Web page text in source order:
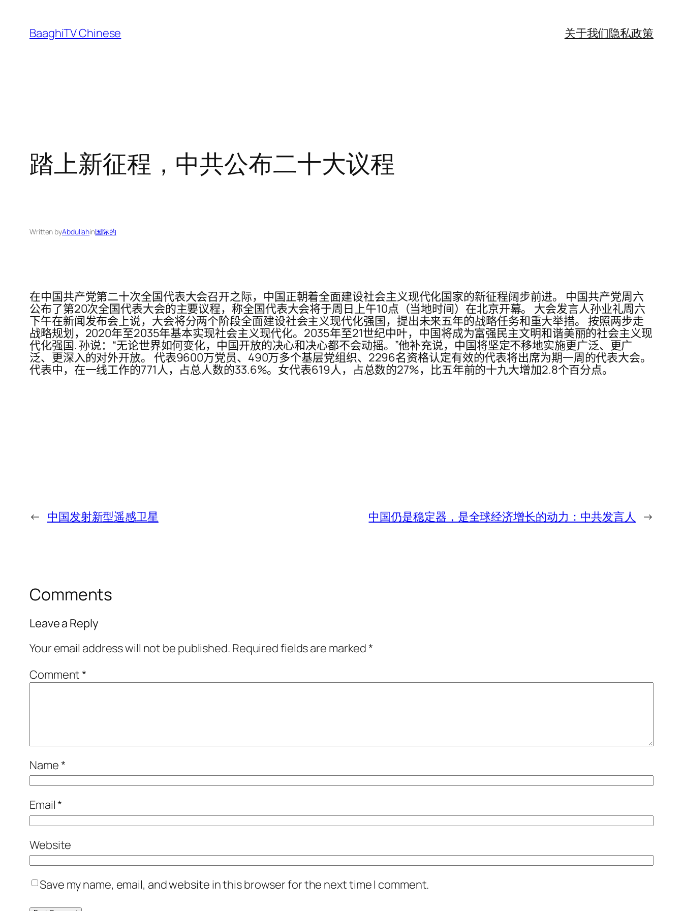
content
BaaghiTV Chinese 关于我们隐私政策
踏上新征程，中共公布二十大议程
Written byAbdullahin国际的
在中国共产党第二十次全国代表大会召开之际，中国正朝着全面建设社会主义现代化国家的新征程阔步前进。 中国共产党周六
公布了第20次全国代表大会的主要议程，称全国代表大会将于周日上午10点（当地时间）在北京开幕。 大会发言人孙业礼周六
下午在新闻发布会上说，大会将分两个阶段全面建设社会主义现代化强国，提出未来五年的战略任务和重大举措。 按照两步走
战略规划，2020年至2035年基本实现社会主义现代化。2035年至21世纪中叶，中国将成为富强民主文明和谐美丽的社会主义现
代化强国. 孙说：“无论世界如何变化，中国开放的决心和决心都不会动摇。”他补充说，中国将坚定不移地实施更广泛、更广
泛、更深入的对外开放。 代表9600万党员、490万多个基层党组织、2296名资格认定有效的代表将出席为期一周的代表大会。
代表中，在一线工作的771人，占总人数的33.6%。女代表619人，占总数的27%，比五年前的十九大增加2.8个百分点。
← 中国发射新型遥感卫星 中国仍是稳定器，是全球经济增长的动力：中共发言人 →
Comments
Leave a Reply
Your email address will not be published. Required fields are marked*
Comment*
Name*
Email*
Website
Save my name, email, and website in this browser for the next time I comment.